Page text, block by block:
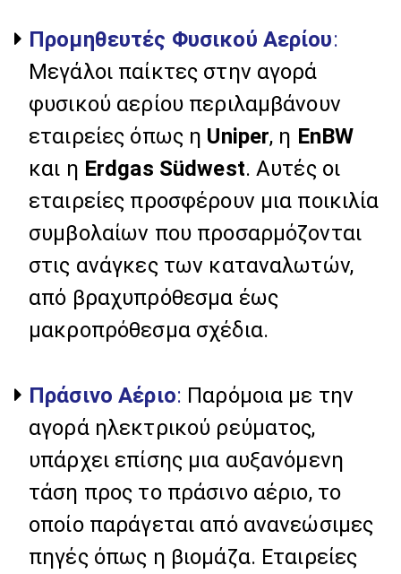
Προμηθευτές Φυσικού Αερίου:
Μεγάλοι παίκτες στην αγορά
φυσικού αερίου περιλαμβάνουν
εταιρείες όπως η Uniper, η EnBW
και η Erdgas Südwest. Αυτές οι
εταιρείες προσφέρουν μια ποικιλία
συμβολαίων που προσαρμόζονται
στις ανάγκες των καταναλωτών,
από βραχυπρόθεσμα έως
μακροπρόθεσμα σχέδια.
Πράσινο Αέριο: Παρόμοια με την
αγορά ηλεκτρικού ρεύματος,
υπάρχει επίσης μια αυξανόμενη
τάση προς το πράσινο αέριο, το
οποίο παράγεται από ανανεώσιμες
πηγές όπως η βιομάζα. Εταιρείες